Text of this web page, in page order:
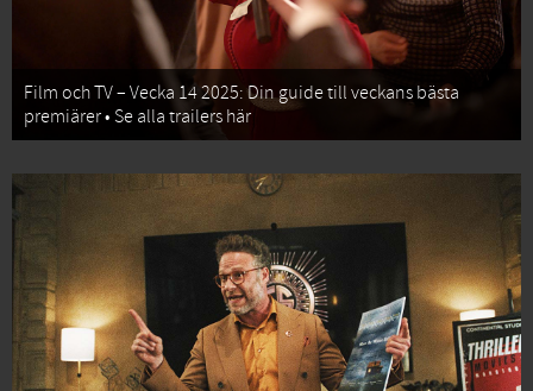
Film och TV – Vecka 14 2025: Din guide till veckans bästa
premiärer • Se alla trailers här